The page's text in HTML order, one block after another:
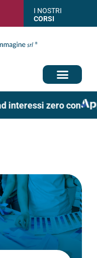
I NOSTRI
CORSI
interessi zero con